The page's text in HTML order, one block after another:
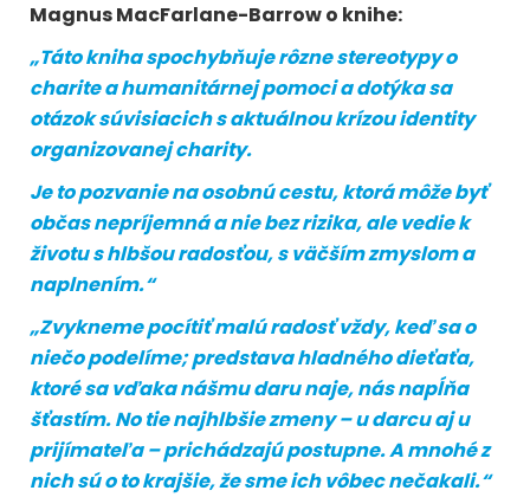
Magnus MacFarlane-Barrow o knihe:
„Táto kniha spochybňuje rôzne stereotypy o
charite a humanitárnej pomoci a dotýka sa
otázok súvisiacich s aktuálnou krízou identity
organizovanej charity.
Je to pozvanie na osobnú cestu, ktorá môže byť
občas nepríjemná a nie bez rizika, ale vedie k
životu s hlbšou radosťou, s väčším zmyslom a
naplnením.“
„Zvykneme pocítiť malú radosť vždy, keď sa o
niečo podelíme; predstava hladného dieťaťa,
ktoré sa vďaka nášmu daru naje, nás napĺňa
šťastím. No tie najhlbšie zmeny – u darcu aj u
prijímateľa – prichádzajú postupne. A mnohé z
nich sú o to krajšie, že sme ich vôbec nečakali.“